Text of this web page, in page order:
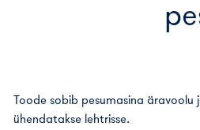
Toode sobib pesumasina
ühendatakse lehtrisse.